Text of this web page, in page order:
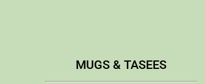
MUGS & TASEES